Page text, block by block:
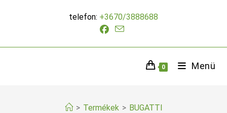
telefon: +3670/3888688
0 Menü
> Termékek > BUGATTI